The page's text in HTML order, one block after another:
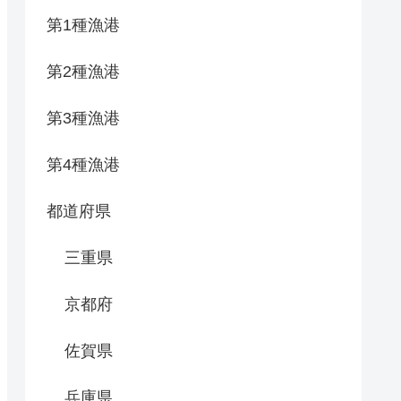
第1種漁港
第2種漁港
第3種漁港
第4種漁港
都道府県
三重県
京都府
佐賀県
兵庫県